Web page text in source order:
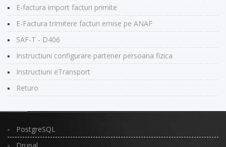
E-factura import facturi primite
E-Factura trimitere facturi emise pe ANAF
SAF-T - D406
Instructiuni configurare partener persoana fizica
Instructiuni eTransport
Returo
PostgreSQL